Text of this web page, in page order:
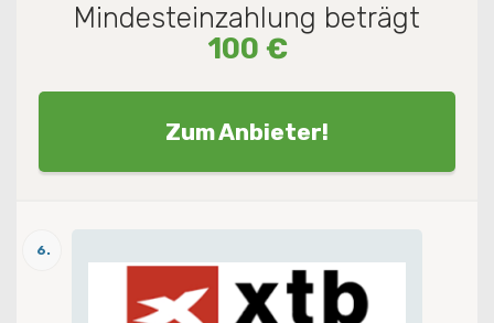
Mindesteinzahlung beträgt
100 €
Zum Anbieter!
6.